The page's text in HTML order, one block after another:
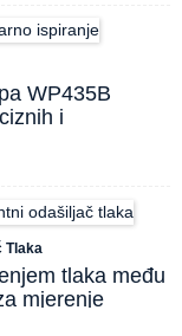
priključnu
WP435B
i
Čip i kućište od
postupkom
tlaka u raznim
za
proizvod
je za
Tlaka
tlaka među
mjerenje